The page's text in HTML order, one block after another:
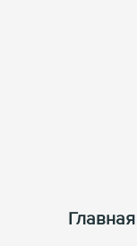
Главная